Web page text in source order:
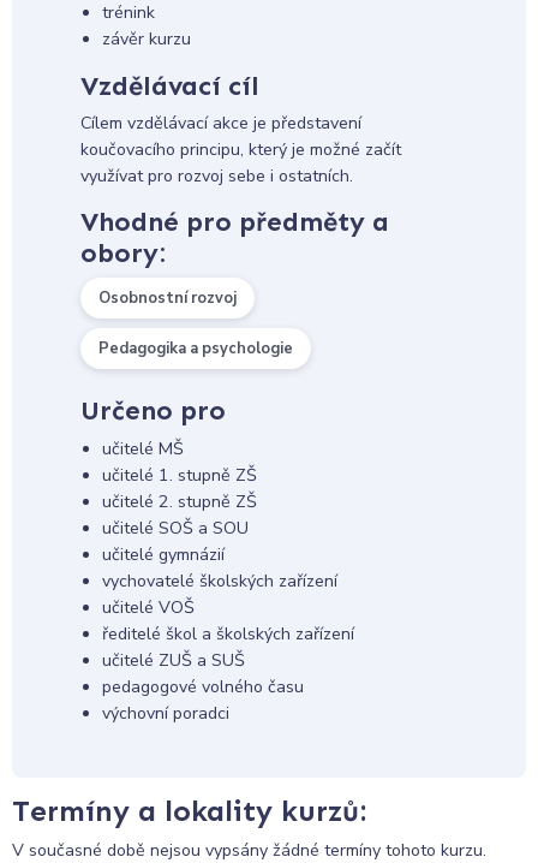
trénink
závěr kurzu
Vzdělávací cíl
Cílem vzdělávací akce je představení
koučovacího principu, který je možné začít
využívat pro rozvoj sebe i ostatních.
Vhodné pro předměty a
obory:
Osobnostní rozvoj
Pedagogika a psychologie
Určeno pro
učitelé MŠ
učitelé 1. stupně ZŠ
učitelé 2. stupně ZŠ
učitelé SOŠ a SOU
učitelé gymnázií
vychovatelé školských zařízení
učitelé VOŠ
ředitelé škol a školských zařízení
učitelé ZUŠ a SUŠ
pedagogové volného času
výchovní poradci
Termíny a lokality kurzů:
V současné době nejsou vypsány žádné termíny tohoto kurzu.